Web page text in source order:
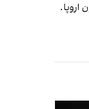
اروپا.